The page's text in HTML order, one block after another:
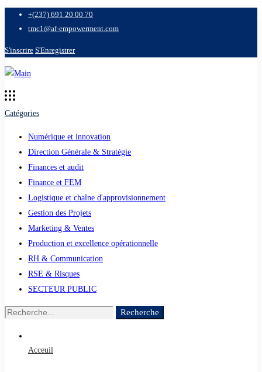
+(237) 691 20 00 70
tmc1@af-empowerment.com
S'inscrire S'Enregistrer
Catégories
Numérique et innovation
Direction Générale & Stratégie
Finances et audit
Finance et FEM
Logistique et chaîne d'approvisionnement
Gestion des Projets
Marketing & Ventes
Production et excellence opérationnelle
RH & Communication
RSE & Risques
SECTEUR PUBLIC
Recherche
Recherche
Acceuil